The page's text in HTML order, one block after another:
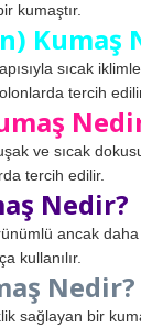
kumaştır.
Kumaş
sıcak
tercih
ve sıcak
tercih edilir.
Nedir?
ancak
kullanılır.
Nedir?
sağlayan bir